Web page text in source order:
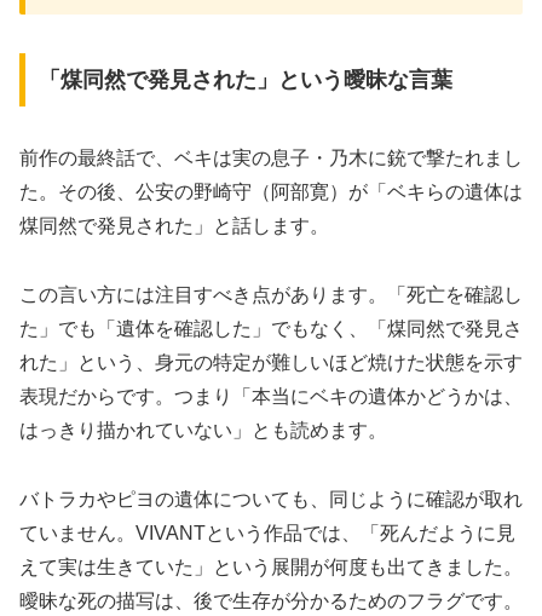
「煤同然で発見された」という曖昧な言葉
前作の最終話で、ベキは実の息子・乃木に銃で撃たれまし
た。その後、公安の野崎守（阿部寛）が「ベキらの遺体は
煤同然で発見された」と話します。
この言い方には注目すべき点があります。「死亡を確認し
た」でも「遺体を確認した」でもなく、「煤同然で発見さ
れた」という、身元の特定が難しいほど焼けた状態を示す
表現だからです。つまり「本当にベキの遺体かどうかは、
はっきり描かれていない」とも読めます。
バトラカやピヨの遺体についても、同じように確認が取れ
ていません。VIVANTという作品では、「死んだように見
えて実は生きていた」という展開が何度も出てきました。
曖昧な死の描写は、後で生存が分かるためのフラグです。